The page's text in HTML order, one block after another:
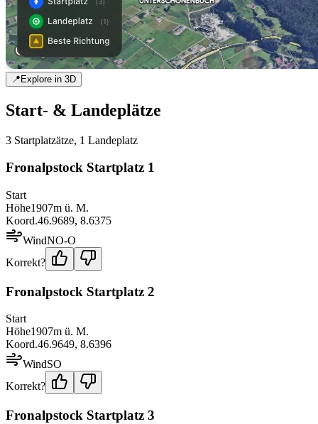
📍Explore in 3D
Start- & Landeplätze
3 Startplatzätze, 1 Landeplatz
Fronalpstock Startplatz 1
Start
Höhe1907m ü. M.
Koord.46.9689, 8.6375
WindNO-O
Korrekt?
Fronalpstock Startplatz 2
Start
Höhe1907m ü. M.
Koord.46.9649, 8.6396
WindSO
Korrekt?
Fronalpstock Startplatz 3